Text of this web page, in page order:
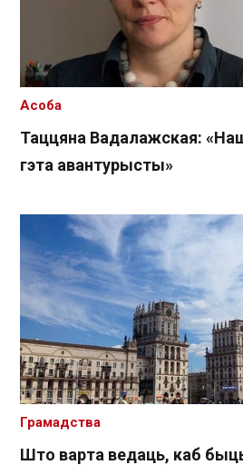
Таццяна Вадалажская:
гэта авантурысты»
Асоба
Што варта ведаць, каб
Грамадства